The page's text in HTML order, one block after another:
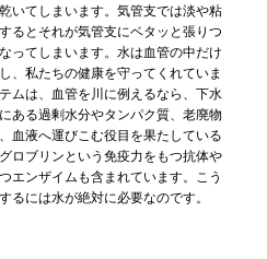
いてしまいます。気管支では淡や粘
るとそれが気管支にベタッと張りつ
ってしまいます。水は血管の中だけ
、私たちの健康を守ってくれていま
ムは、血管を川に例えるなら、下水
ある過剰水分やタンパク質、老廃物
血液へ運びこむ役目を果たしている
ロブリンという免疫力をもつ抗体や
エンザイムも含まれています。こう
るには水が絶対に必要なのです。